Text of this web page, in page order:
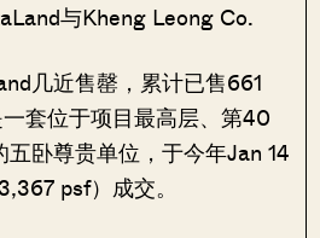
与Kheng Leong Co.
几近售罄，累计已售661
套位于项目最高层、第40
五卧尊贵单位，于今年Jan 14
psf）成交。